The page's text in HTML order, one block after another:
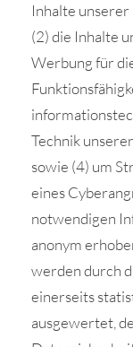
Inhalte
(2) die Inhalte
Werbung für
Technik
sowie (4) um
eines
notwendigen
anonym
werden durch
einerseits
ausgewertet,